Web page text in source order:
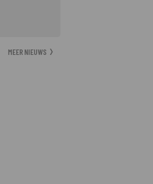
MEER NIEUWS